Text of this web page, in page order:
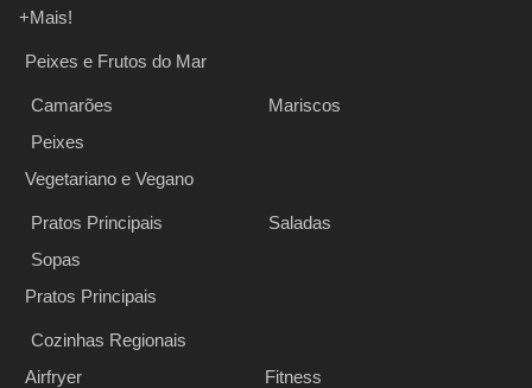
+Mais!
Peixes e Frutos do Mar
Camarões
Mariscos
Peixes
Vegetariano e Vegano
Pratos Principais
Saladas
Sopas
Pratos Principais
Cozinhas Regionais
Airfryer
Fitness